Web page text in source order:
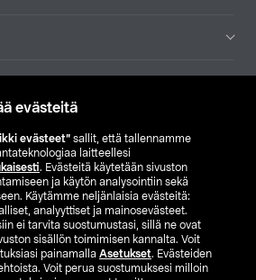
evästeitä
evästeet” sallit, että tallennamme
laitteellesi
. Evästeitä käytetään sivuston
ja käytön analysointiin sekä
Käytämme neljänlaisia evästeitä:
analyyttiset ja mainosevästeet.
ei tarvita suostumustasi, sillä ne ovat
sisällön toimimisen kannalta. Voit
painamalla Asetukset. Evästeiden
Voit perua suostumuksesi milloin
Etsi myymälä
SE NO FI
FI SV